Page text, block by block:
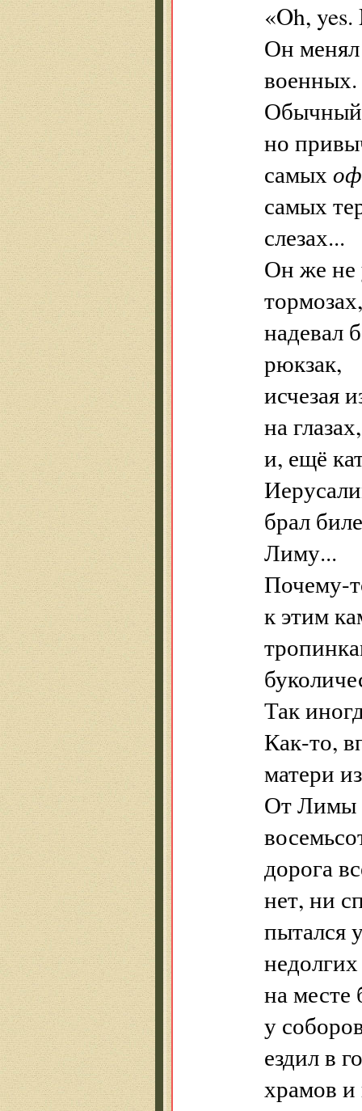
«Oh,
Он менял
военных.
Обычный
но
самых
самых
слезах...
Он же не
тормозах,
надевал
рюкзак,
исчезая
на глазах,
и, ещё
брал
Лиму...
Почему-
к этим
Так
Как-то,
матери
От Лимы
дорога
нет, ни
пытался
на месте
у
ездил в
храмов